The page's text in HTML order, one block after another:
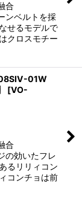
合
ンベルトを採
せるモデルで
クロスモチー
01W
[VO-
合
の効いたフレ
るリリィコン
コンチョは前